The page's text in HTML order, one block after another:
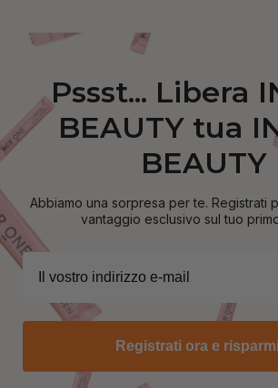
Pssst... Libera
BEAUTY tua
BEAUTY
Abbiamo una sorpresa per te. Registrati
vantaggio esclusivo sul tuo
Registrati ora e